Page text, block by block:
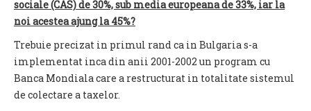
sociale (CAS) de 30%, sub media europeana de 33%, iar la
noi acestea ajung la 45%?
Trebuie precizat in primul rand ca in Bulgaria s-a
implementat inca din anii 2001-2002 un program cu
Banca Mondiala care a restructurat in totalitate sistemul
de colectare a taxelor.